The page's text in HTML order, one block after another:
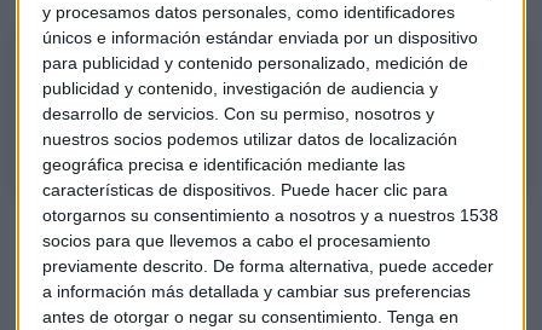
y procesamos datos personales, como identificadores
únicos e información estándar enviada por un dispositivo
para publicidad y contenido personalizado, medición de
publicidad y contenido, investigación de audiencia y
desarrollo de servicios. Con su permiso, nosotros y
nuestros socios podemos utilizar datos de localización
geográfica precisa e identificación mediante las
características de dispositivos. Puede hacer clic para
otorgarnos su consentimiento a nosotros y a nuestros 1538
socios para que llevemos a cabo el procesamiento
previamente descrito. De forma alternativa, puede acceder
a información más detallada y cambiar sus preferencias
antes de otorgar o negar su consentimiento. Tenga en
Ignacio Cantos (ATL Capital) sobre reunión FED
El analista explica la posible actuación de la Reserva Federal esta
semana